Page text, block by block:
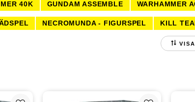
40K GUNDAM ASSEMBLE WARHAMMER
NECROMUNDA - FIGURSPEL KILL
FÄRGER TILL FIGURSPEL